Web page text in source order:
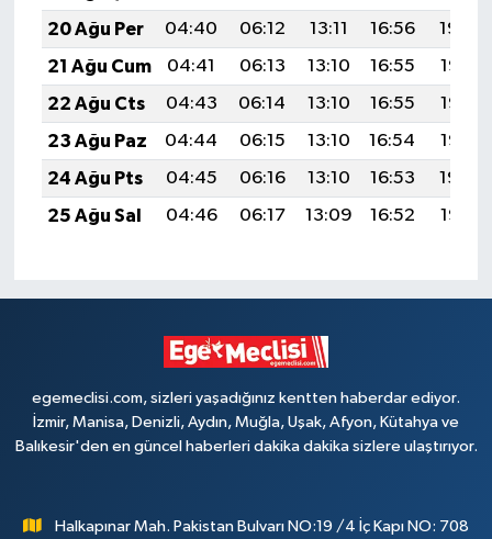
20 Ağu Per
04:40 06:12 13:11 16:56
19:59
21 Ağu Cum
04:41 06:13 13:10 16:55
19:58
22 Ağu Cts
04:43 06:14 13:10 16:55
19:56
23 Ağu Paz
04:44 06:15 13:10 16:54
19:55
24 Ağu Pts
04:45 06:16 13:10 16:53
19:54
25 Ağu Sal
04:46 06:17 13:09 16:52 19:52
egemeclisi.com, sizleri yaşadığınız kentten haberdar ediyor.
İzmir, Manisa, Denizli, Aydın, Muğla, Uşak, Afyon, Kütahya ve
Balıkesir'den en güncel haberleri dakika dakika sizlere ulaştırıyor.
Halkapınar Mah. Pakistan Bulvarı NO:19 /4 İç Kapı NO: 708